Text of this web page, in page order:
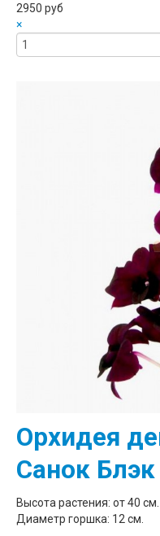
2950 руб
×
Орхидея
Санок Блэк
Высота растения: от 40
Диаметр горшка: 12 см.